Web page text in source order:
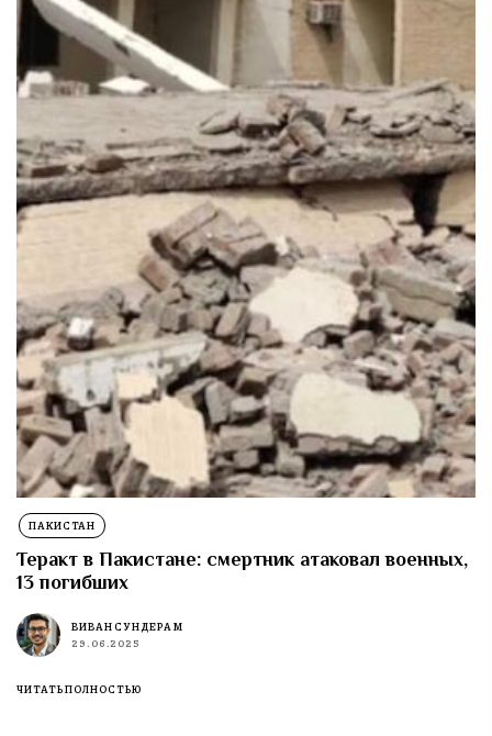
ПАКИСТАН
Теракт в Пакистане: смертник атаковал военных,
13 погибших
ВИВАН СУНДЕРАМ
29.06.2025
ЧИТАТЬ ПОЛНОСТЬЮ